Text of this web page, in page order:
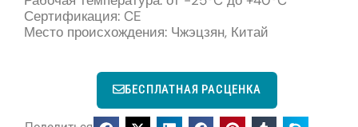
Сертификация: CE
Место происхождения: Чжэцзян, Китай
БЕСПЛАТНАЯ РАСЦЕНКА